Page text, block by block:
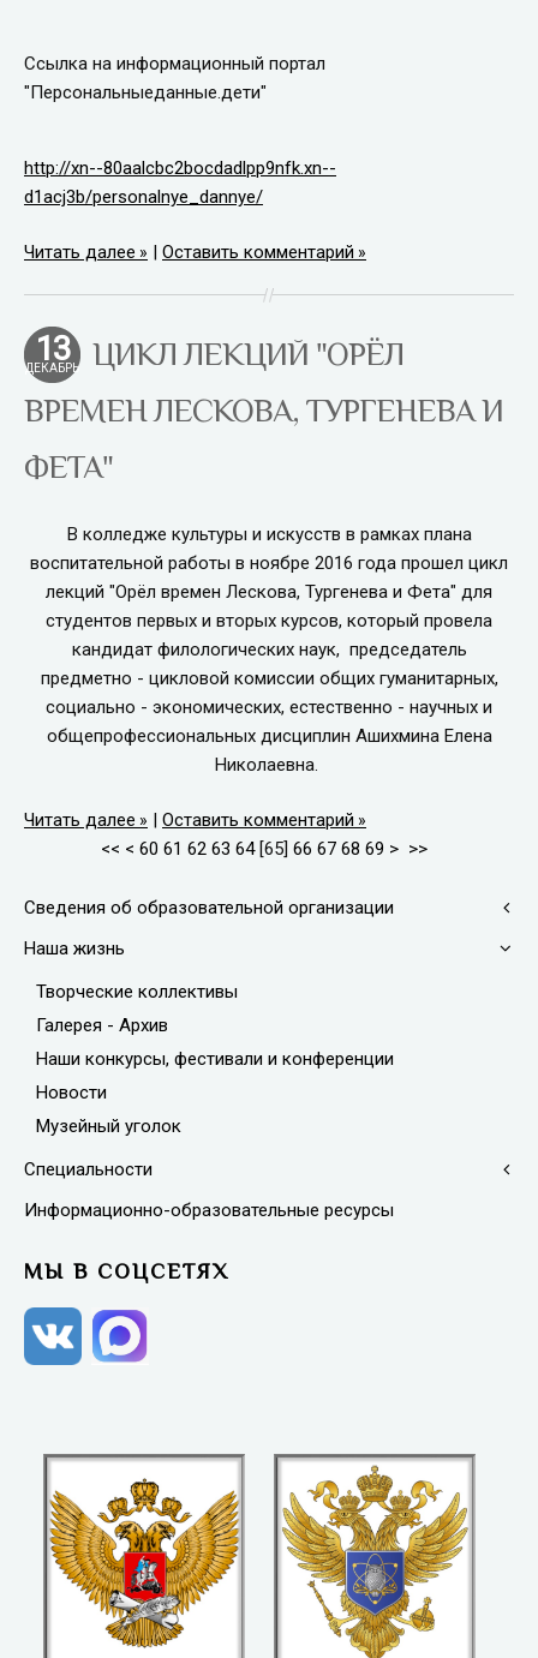
Ссылка на информационный портал
"Персональныеданные.дети"
http://xn--80aalcbc2bocdadlpp9nfk.xn--
d1acj3b/personalnye_dannye/
Читать далее | Оставить комментарий
13
ДЕКАБРЬ
ЦИКЛ ЛЕКЦИЙ "ОРЁЛ
ВРЕМЕН ЛЕСКОВА, ТУРГЕНЕВА И
ФЕТА"
В колледже культуры и искусств в рамках плана
воспитательной работы в ноябре 2016 года прошел цикл
лекций "Орёл времен Лескова, Тургенева и Фета" для
студентов первых и вторых курсов, который провела
кандидат филологических наук, председатель
предметно - цикловой комиссии общих гуманитарных,
социально - экономических, естественно - научных и
общепрофессиональных дисциплин Ашихмина Елена
Николаевна.
Читать далее | Оставить комментарий
<< < 60 61 62 63 64[65] 66 67 68 69 > >>
Сведения об образовательной организации
Наша жизнь
Творческие коллективы
Галерея - Архив
Наши конкурсы, фестивали и конференции
Новости
Музейный уголок
Специальности
Информационно-образовательные ресурсы
МЫ В СОЦСЕТЯХ